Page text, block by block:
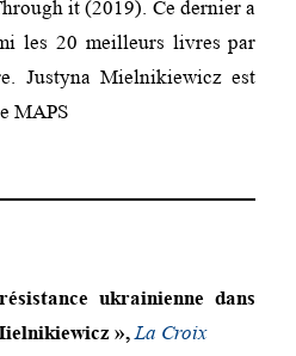
it (2019). Ce dernier a
les 20 meilleurs livres par
Justyna Mielnikiewicz est
MAPS
ukrainienne dans
»,La Croix